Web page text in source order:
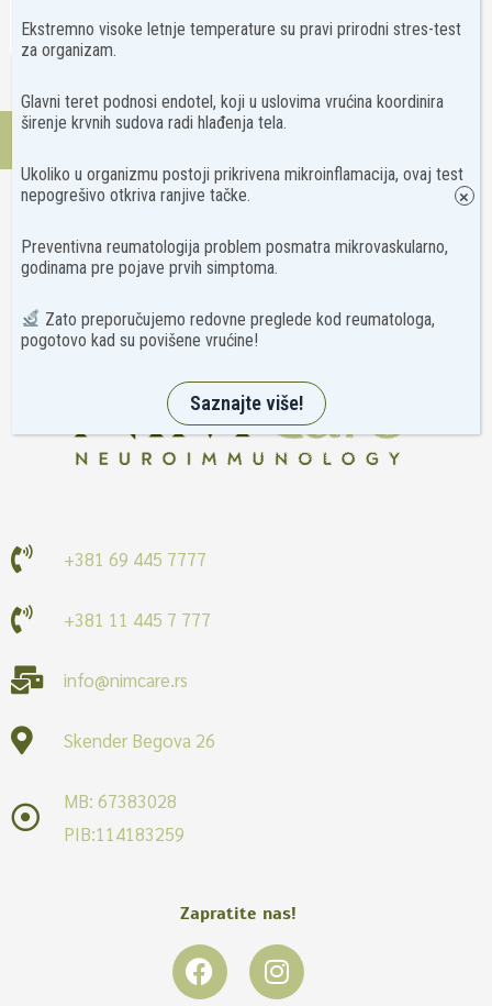
Kontakt
+381 69 445 7777
+381 11 445 7 777
info@nimcare.rs
Skender Begova 26
MB: 67383028
PIB:114183259
Zapratite nas!
F
a
I
n
Ekstremno visoke letnje temperature su pravi prirodni stres-test
za organizam.
Glavni teret podnosi endotel, koji u uslovima vrućina koordinira
širenje krvnih sudova radi hlađenja tela.
Ukoliko u organizmu postoji prikrivena mikroinflamacija, ovaj test
nepogrešivo otkriva ranjive tačke.
Preventivna reumatologija problem posmatra mikrovaskularno,
godinama pre pojave prvih simptoma.
Zato preporučujemo redovne preglede kod reumatologa,
pogotovo kad su povišene vrućine!
Saznajte više!
×